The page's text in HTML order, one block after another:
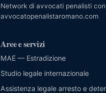
Network di avvocati penalisti
avvocatopenalistaromano.com
Aree e servizi
MAE — Estradizione
Studio legale internazionale
Assistenza legale arresto e